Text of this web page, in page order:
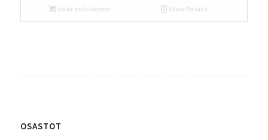
Lisää ostoskoriin Show Details
OSASTOT